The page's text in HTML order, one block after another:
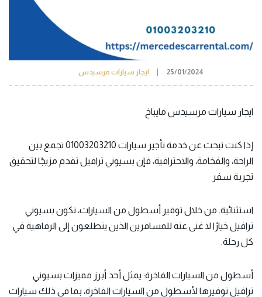
25/01/2024 ايجار سيارات مرسيدس
ايجار سيارات مرسيدس مايباخ
إذا كنت تبحث عن خدمة تأجير سيارات 01003203210 تجمع بين
الراحة، والفخامة، والاحترافية، فإن بسيوني ترافيل تقدم مزيجًا لتحقيق
تجربة سفر
استثنائية. من خلال توفير أسطول من السيارات، تكون بسيوني
ترافيل خيارًا لا غنى عنه للمسافرين الذين يتطلعون إلى الرفاهية في
كل رحلة.
أسطول من السيارات الفاخرة: يمثل أحد أبرز مميزات بسيوني
ترافيل توفيرها لأسطول من السيارات الفاخرة، بما في ذلك سيارات